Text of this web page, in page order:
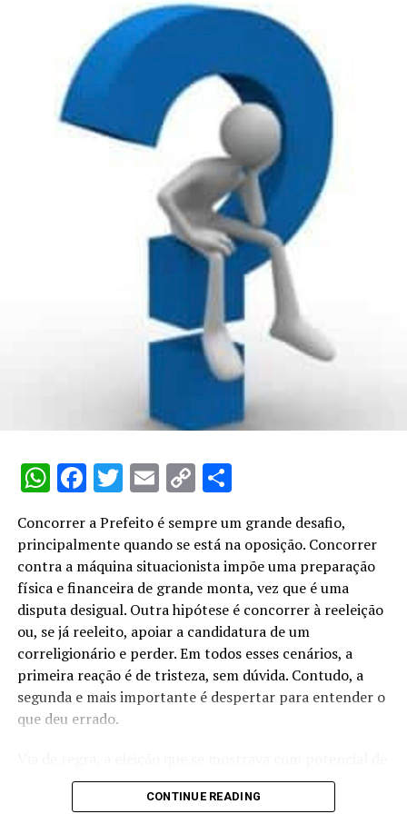
secretários federais dos ministérios e as pessoas que
ocupem cargos equivalentes; e, por fim, cargo ou função
de nomeação pelo presidente da República, sujeito à
aprovação prévia do Senado Federal.
Candidatos com cargos ligados à segurança pública
também precisam deixar as funções seis meses antes do
pleito. São eles, os chefe do Estado-Maior das Forças
Armadas; chefes do Estado-Maior da Marinha, do
Exército e da Aeronáutica; comandantes do Exército,
Marinha e Aeronáutica; e, ainda, o diretor-geral do
Departamento de Polícia Federal.
O mesmo prazo de seis meses vale para dirigentes de
algumas empresas, como por exemplo, presidentes,
diretores e superintendentes de autarquias, empresas
públicas, sociedades de economia mista e fundações
públicas e as mantidas pelo poder público; cargo de
nacional; controladores de empresas com condições
monopolísticas, que devem comprovar o afastamento
Eleitoral; presidente de sociedades com objetivos
publicamente apelo à poupança e ao crédito; e de
pessoas jurídicas ou empresa que mantenha contrato de
execução de obras, de prestação de serviços ou de
fornecimento de bens com órgão do Poder Público.
Já candidatos que ocupam cargo de direção em
entidades mantidas por contribuições impostas pelo
poder público ou com recursos arrecadados e
repassados pela Previdência Social precisam deixar a
função somente em junho, quatro meses, portanto,
públicos em geral, da União, Estados e Municípios, vez
WhatsApp
Facebook
Twitter
EmailCopy
Concorrer a Prefeito é sempre um grande desafio,
principalmente quando se está na oposição. Concorrer
contra a máquina situacionista impõe uma preparação
física e financeira de grande monta, vez que é uma
disputa desigual. Outra hipótese é concorrer à reeleição
ou, se já reeleito, apoiar a candidatura de um
correligionário e perder. Em todos esses cenários, a
primeira reação é de tristeza, sem dúvida. Contudo, a
segunda e mais importante é despertar para entender o
que deu errado.
vitória é perdida na última semana que antecede ao
pleito. Quando não, da véspera até o encerramento da
CONTINUE READING